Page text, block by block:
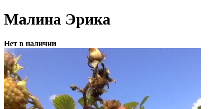
Малина Эрика
Нет в наличии